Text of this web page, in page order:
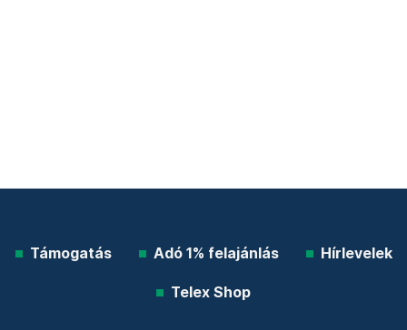
Támogatás Adó 1% felajánlás Hírlevelek
Telex Shop